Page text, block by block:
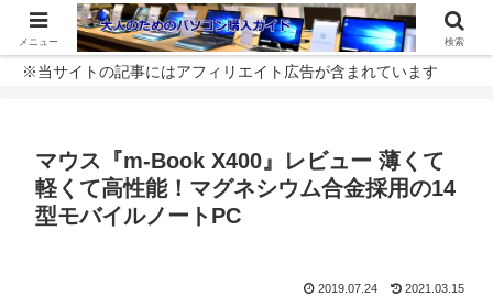
※当サイトの記事にはアフィリエイト広告が含まれています
マウス『m-Book X400』レビュー 薄くて
軽くて高性能！マグネシウム合金採用の14
型モバイルノートPC
2019.07.24 2021.03.15
メニュー 検索